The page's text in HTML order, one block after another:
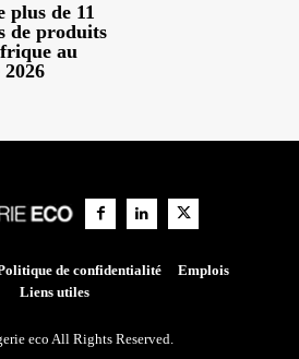
plus de 11
de produits
au
de confidentialité
Emplois
Liens utiles
eco All Rights Reserved.